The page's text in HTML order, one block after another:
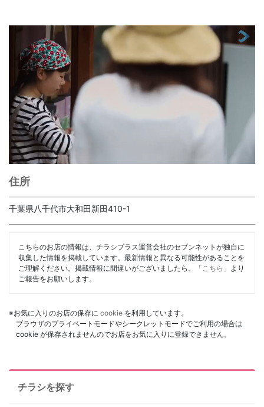
住所
千葉県八千代市大和田新田410-1
こちらのお店の情報は、チラシプラス運営会社のセブンネットが独自に
収集した情報を掲載しています。最新情報と異なる可能性があることを
ご理解ください。掲載情報に間違いがございましたら、「 こちら 」より
ご報告をお願いします。
※お気に入りのお店の保存に cookie を利用しています。
ブラウザのプライベートモードやシークレットモードでご利用の場合は
cookie が保存されませんのでお店をお気に入りに登録できません。
チラシを探す